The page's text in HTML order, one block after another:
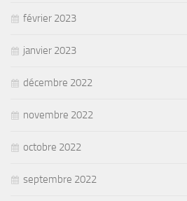
février 2023
janvier 2023
décembre 2022
novembre 2022
octobre 2022
septembre 2022